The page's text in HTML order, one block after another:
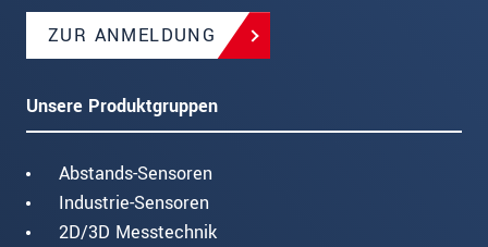
ZUR ANMELDUNG
Unsere Produktgruppen
Abstands-Sensoren
Industrie-Sensoren
2D/3D Messtechnik